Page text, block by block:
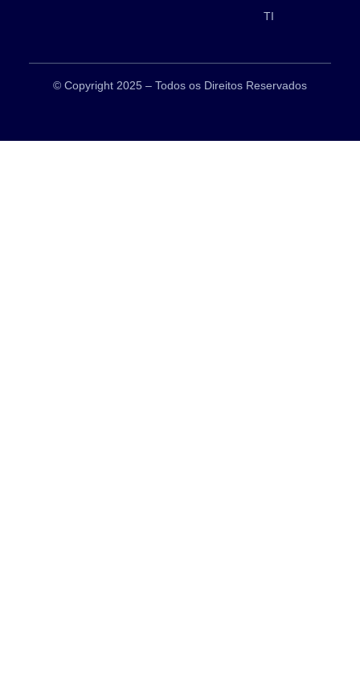
TI
© Copyright 2025 – Todos os Direitos Reservados